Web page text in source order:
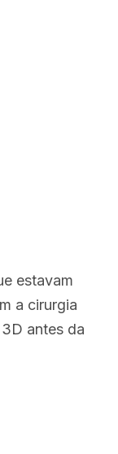
estavam
a cirurgia
antes da